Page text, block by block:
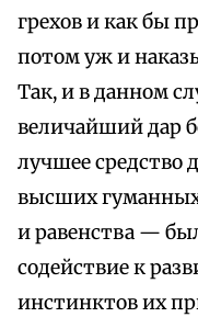
грехов и как бы
потом уж и
Так, и в данном
величайший дар
лучшее средство
высших гуманных
и равенства —
содействие к
инстинктов их